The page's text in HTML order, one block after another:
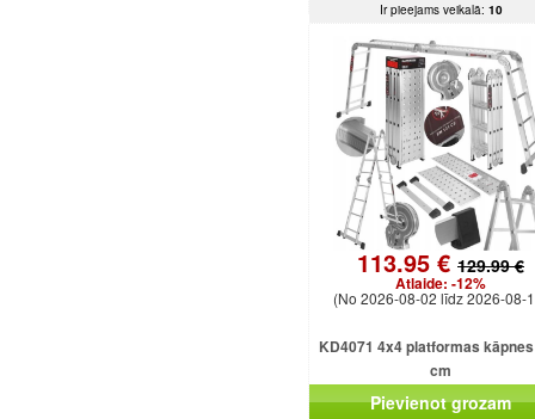
Ir pieejams veikalā: 10
113.95 € 129.99 €
Atlaide: -12%
(No 2026-08-02 līdz 2026-08-
KD4071 4x4 platformas
cm
Pievienot grozam